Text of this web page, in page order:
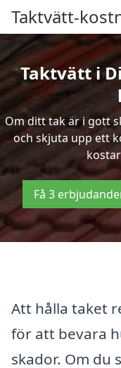
Taktvätt-
Taktvätt i
Om ditt tak är i gott
och skjuta upp ett
Få 3
Att hålla taket
för att bevara
skador. Om